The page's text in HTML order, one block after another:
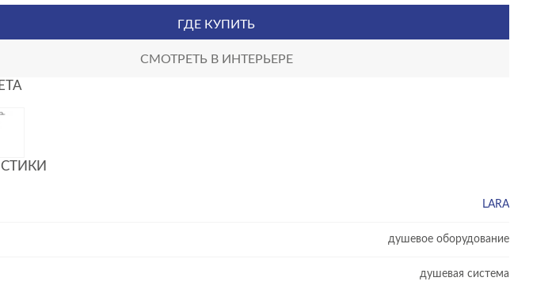
LARA
душевое оборудование
душевая система
ГДЕ КУПИТЬ
СМОТРЕТЬ В ИНТЕРЬЕРЕ